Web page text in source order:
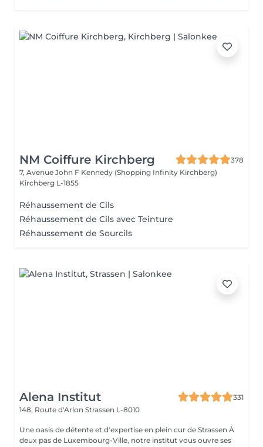
NM Coiffure Kirchberg
378
7, Avenue John F Kennedy (Shopping Infinity Kirchberg)
Kirchberg L-1855
Réhaussement de Cils
Réhaussement de Cils avec Teinture
Réhaussement de Sourcils
Alena Institut
331
148, Route d'Arlon Strassen L-8010
Une oasis de détente et d'expertise en plein cur de Strassen À
deux pas de Luxembourg-Ville, notre institut vous ouvre ses